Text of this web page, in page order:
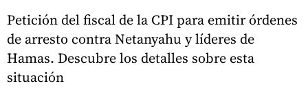
Petición del fiscal de la CPI para emitir órdenes
de arresto contra Netanyahu y líderes de
Hamas. Descubre los detalles sobre esta
situación